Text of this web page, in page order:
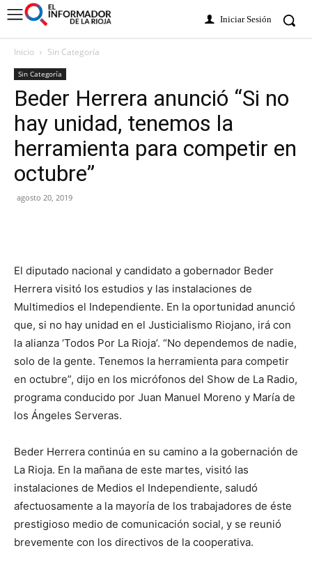
Iniciar Sesión
Inicio Sin Categoría
Sin Categoría
Beder Herrera anunció “Si no
hay unidad, tenemos la
herramienta para competir en
octubre”
agosto 20, 2019
El diputado nacional y candidato a gobernador Beder
Herrera visitó los estudios y las instalaciones de
Multimedios el Independiente. En la oportunidad anunció
que, si no hay unidad en el Justicialismo Riojano, irá con
la alianza ‘Todos Por La Rioja’. “No dependemos de nadie,
solo de la gente. Tenemos la herramienta para competir
en octubre”, dijo en los micrófonos del Show de La Radio,
programa conducido por Juan Manuel Moreno y María de
los Ángeles Serveras.
Beder Herrera continúa en su camino a la gobernación de
La Rioja. En la mañana de este martes, visitó las
instalaciones de Medios el Independiente, saludó
afectuosamente a la mayoría de los trabajadores de éste
prestigioso medio de comunicación social, y se reunió
brevemente con los directivos de la cooperativa.